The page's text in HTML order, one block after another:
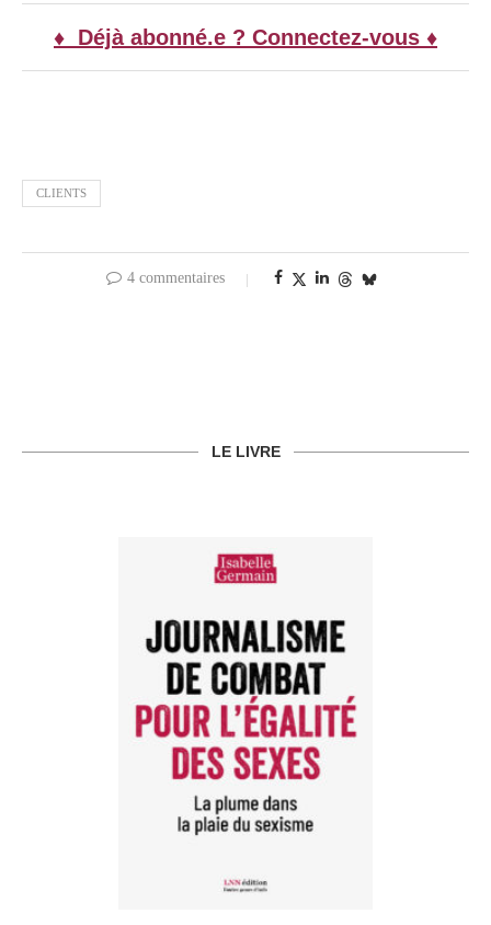
♦ Déjà abonné.e ? Connectez-vous ♦
CLIENTS
4 commentaires
LE LIVRE